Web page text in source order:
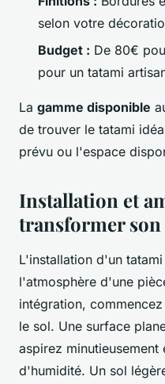
selon votre
Budget : De 80€
pour un tatami
La gamme disponible
de trouver le tatami
prévu ou l'espace
Installation et
transformer
L'installation d'un
l'atmosphère d'une
intégration,
le sol. Une surface
aspirez
d'humidité. Un sol